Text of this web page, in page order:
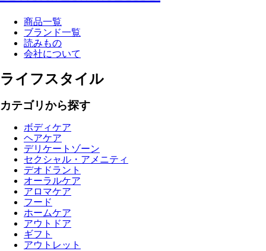
商品一覧
ブランド一覧
読みもの
会社について
ライフスタイル
カテゴリから探す
ボディケア
ヘアケア
デリケートゾーン
セクシャル・アメニティ
デオドラント
オーラルケア
アロマケア
フード
ホームケア
アウトドア
ギフト
アウトレット